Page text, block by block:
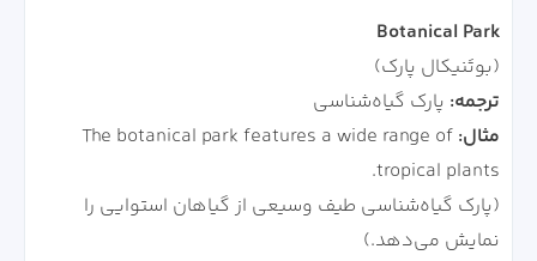
Botanical Park
(بوتَنیکال پارک)
ترجمه: پارک گیاه‌شناسی
مثال: The botanical park features a wide range of
tropical plants.
(پارک گیاه‌شناسی طیف وسیعی از گیاهان استوایی را
نمایش می‌دهد.)